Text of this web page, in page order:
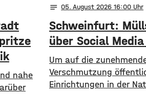
nahe
notes 05. August 2026 16:00
Schweinfurt:
über Social
Um auf die
Verschmutzung
Einrichtungen in der